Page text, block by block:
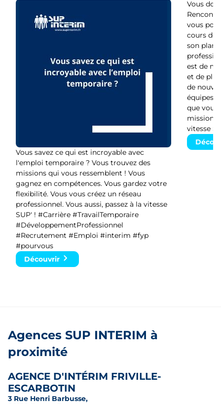
Vous savez ce qui est incroyable avec
l'emploi temporaire ? Vous trouvez des
missions qui vous ressemblent ! Vous
gagnez en compétences. Vous gardez votre
flexibilité. Vous vous créez un réseau
professionnel. Vous aussi, passez à la vitesse
SUP' ! #Carrière #TravailTemporaire
#DéveloppementProfessionnel
#Recrutement #Emploi #interim #fyp
#pourvous
Découvrir
Vous
vous
cours de
son plan
est de
et de
de
équipes
que vous
missions.
vitesse
Agences SUP INTERIM à
proximité
AGENCE D'INTÉRIM FRIVILLE-
ESCARBOTIN
3 Rue Henri Barbusse,